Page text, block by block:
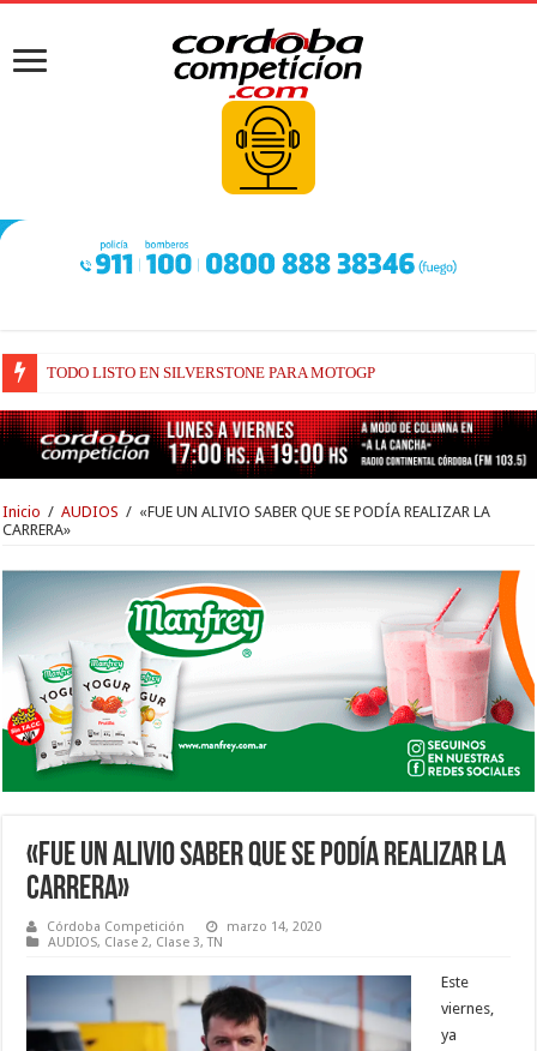
TODO LISTO EN SILVERSTONE PARA MOTOGP
BRIATORE BUSCA EXPLICACIONES DE POR QUÉ AÚN ALPINE NO
Inicio / AUDIOS / «FUE UN ALIVIO SABER QUE SE PODÍA REALIZAR LA
CARRERA»
«FUE UN ALIVIO SABER QUE SE PODÍA REALIZAR LA
CARRERA»
Córdoba Competición
marzo 14, 2020
AUDIOS, Clase 2, Clase 3,TN
Este
viernes,
ya